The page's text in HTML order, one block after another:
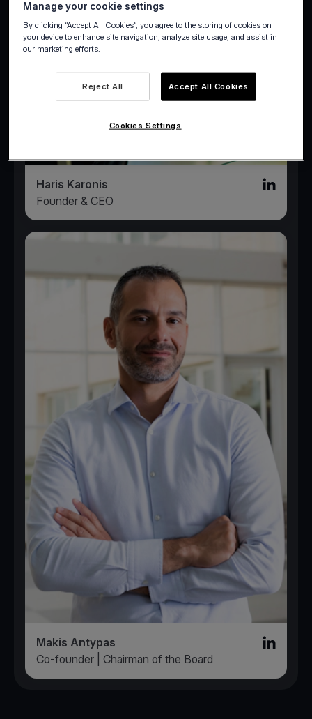
Haris Karonis
Linked in
Founder & CEO
Makis Antypas
Linked in
Co-founder | Chairman of the Board
Manage your cookie settings
By clicking “Accept All Cookies”, you agree to the storing of cookies on
your device to enhance site navigation, analyze site usage, and assist in
our marketing efforts.
Reject All Accept All Cookies
Cookies Settings